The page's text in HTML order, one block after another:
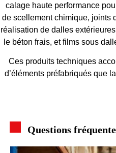
calage haute performance
de scellement chimique, joints
réalisation de dalles
le béton frais, et films sous
Ces produits techniques
d’éléments préfabriqués que
Questions